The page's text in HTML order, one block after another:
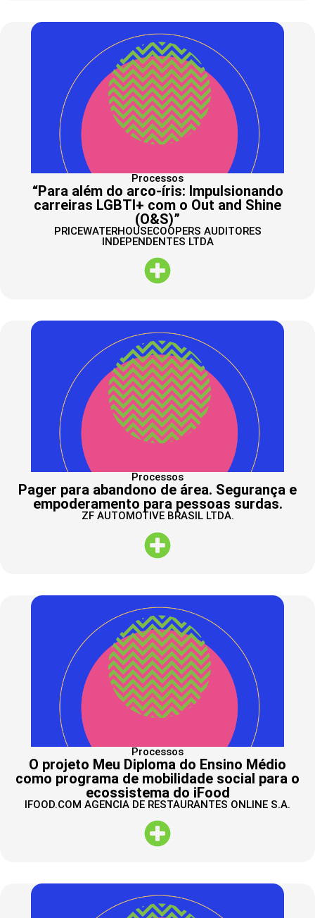
Processos
“Para além do arco-íris: Impulsionando
carreiras LGBTI+ com o Out and Shine
(O&S)”
PRICEWATERHOUSECOOPERS AUDITORES
INDEPENDENTES LTDA
Processos
Pager para abandono de área. Segurança e
empoderamento para pessoas surdas.
ZF AUTOMOTIVE BRASIL LTDA.
Processos
O projeto Meu Diploma do Ensino Médio
como programa de mobilidade social para o
ecossistema do iFood
IFOOD.COM AGENCIA DE RESTAURANTES ONLINE S.A.